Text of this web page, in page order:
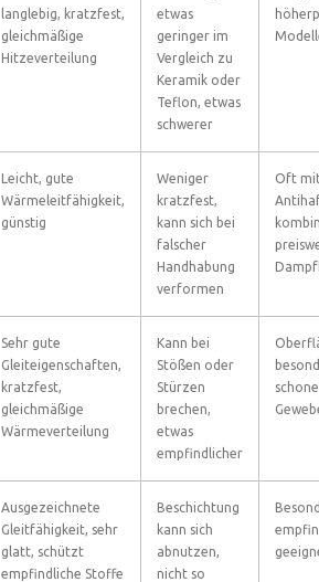
langlebig, kratzfest,
gleichmäßige
Hitzeverteilung
etwas
geringer im
Vergleich zu
Keramik oder
Teflon, etwas
schwerer
Leicht, gute
Wärmeleitfähigkeit,
günstig
Weniger
kratzfest,
kann sich bei
falscher
Handhabung
verformen
Oft
Sehr gute
Gleiteigenschaften,
kratzfest,
gleichmäßige
Wärmeverteilung
Kann bei
Stößen oder
Stürzen
brechen,
etwas
empfindlicher
Ausgezeichnete
Gleitfähigkeit, sehr
glatt, schützt
empfindliche Stoffe
Beschichtung
kann sich
abnutzen,
nicht so